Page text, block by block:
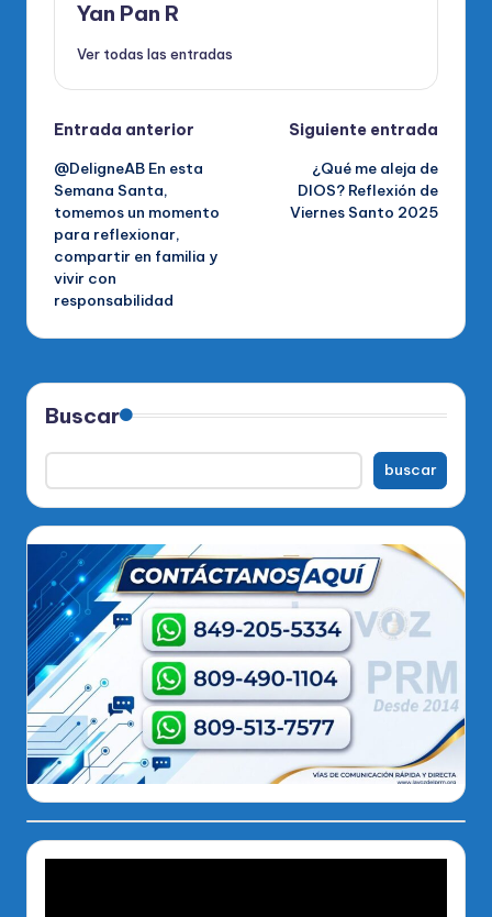
Yan Pan R
Ver todas las entradas
Navegación
de
entradas
Entrada anterior
@DeligneAB En esta
Semana Santa,
tomemos un momento
para reflexionar,
compartir en familia y
vivir con
responsabilidad
Siguiente entrada
¿Qué me aleja de
DIOS? Reflexión de
Viernes Santo 2025
Buscar
buscar